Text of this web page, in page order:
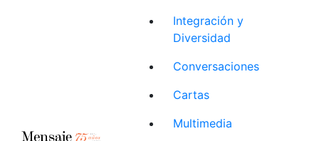
Integración y
Diversidad
Conversaciones
Cartas
Multimedia